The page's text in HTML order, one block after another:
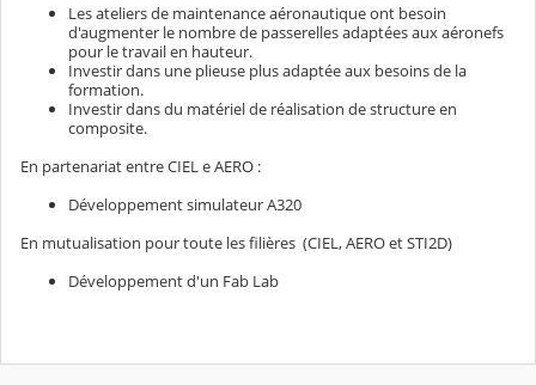
Les ateliers de maintenance aéronautique ont besoin
d'augmenter le nombre de passerelles adaptées aux aéronefs
pour le travail en hauteur.
Investir dans une plieuse plus adaptée aux besoins de la
formation.
Investir dans du matériel de réalisation de structure en
composite.
En partenariat entre CIEL e AERO :
Développement simulateur A320
En mutualisation pour toute les filières (CIEL, AERO et STI2D)
Développement d'un Fab Lab